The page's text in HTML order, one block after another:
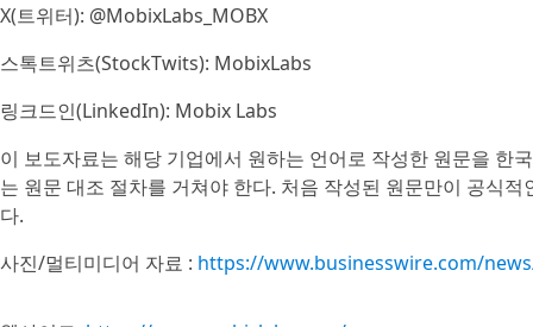
X(트위터): @MobixLabs_MOBX
스톡트위츠(StockTwits): MobixLabs
링크드인(LinkedIn): Mobix Labs
이 보도자료는 해당 기업에서 원하는 언어로 작성한 원문을 한
는 원문 대조 절차를 거쳐야 한다. 처음 작성된 원문만이 공식
다.
사진/멀티미디어 자료 : https://www.businesswire.com/